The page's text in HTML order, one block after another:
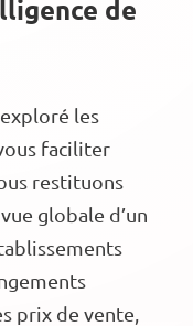
de
les
faciliter
restituons
globale d’un
prix de vente,